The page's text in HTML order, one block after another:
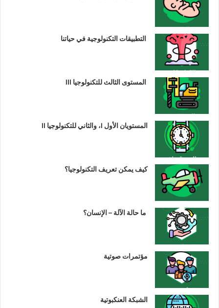
التطبيقات التكنولوجية في حياتنا
المستوى الثالث للتكنولوجيا III
المستويان الأول I، والثاني للتكنولوجيا II
كيف يمكن تعريف التكنولوجيا؟
ما حالة الآلة – الإنسان؟
مؤتمرات صوتية
الشبكة العنكبوتية